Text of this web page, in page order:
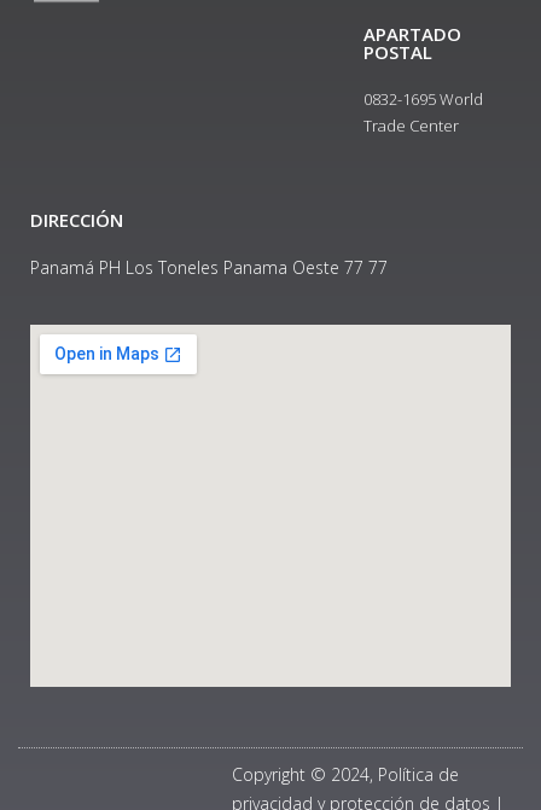
APARTADO
POSTAL
0832-1695 World
Trade Center
DIRECCIÓN
Panamá PH Los Toneles Panama Oeste 77 77
Copyright © 2024, Política de
privacidad y protección de datos |